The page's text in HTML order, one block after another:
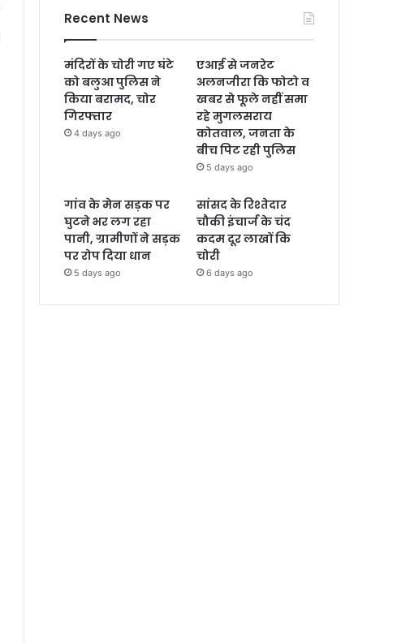
Recent News
मंदिरों के चोरी गए घंटे
को बलुआ पुलिस ने
किया बरामद, चोर
गिरफ्तार
4 days ago
एआई से जनरेट
अलनजीरा कि फोटो व
खबर से फूले नहीं समा
रहे मुगलसराय
कोतवाल, जनता के
बीच पिट रही पुलिस
5 days ago
गांव के मेन सड़क पर
घुटने भर लग रहा
पानी, ग्रामीणों ने सड़क
पर रोप दिया धान
5 days ago
सांसद के रिश्तेदार
चौकी इंचार्ज के चंद
कदम दूर लाखों कि
चोरी
6 days ago